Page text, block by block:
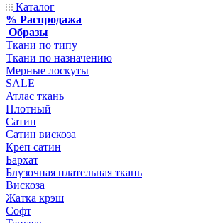
Каталог
% Распродажа
Образы
Ткани по типу
Ткани по назначению
Мерные лоскуты
SALE
Атлас ткань
Плотный
Сатин
Сатин вискоза
Креп сатин
Бархат
Блузочная плательная ткань
Вискоза
Жатка крэш
Софт